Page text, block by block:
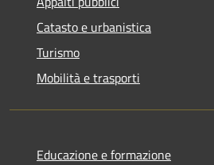
Catasto e urbanistica
Turismo
Mobilità e trasporti
Educazione e formazione